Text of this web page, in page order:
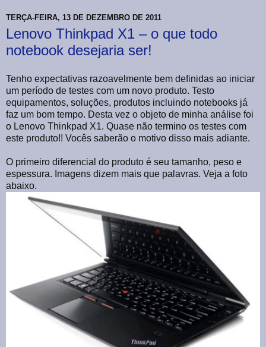
TERÇA-FEIRA, 13 DE DEZEMBRO DE 2011
Lenovo Thinkpad X1 – o que todo
notebook desejaria ser!
Tenho expectativas razoavelmente bem definidas ao iniciar
um período de testes com um novo produto. Testo
equipamentos, soluções, produtos incluindo notebooks já
faz um bom tempo. Desta vez o objeto de minha análise foi
o Lenovo Thinkpad X1. Quase não termino os testes com
este produto!! Vocês saberão o motivo disso mais adiante.
O primeiro diferencial do produto é seu tamanho, peso e
espessura. Imagens dizem mais que palavras. Veja a foto
abaixo.